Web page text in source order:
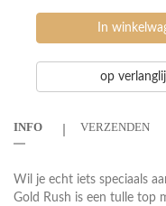
In
op
INFO VERZENDEN
Wil je echt iets speciaals
Gold Rush is een tulle top